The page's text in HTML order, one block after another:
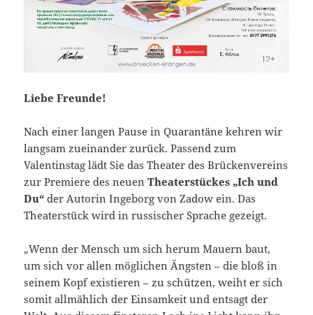
Liebe Freunde!
Nach einer langen Pause in Quarantäne kehren wir
langsam zueinander zurück. Passend zum
Valentinstag lädt Sie das Theater des Brückenvereins
zur Premiere des neuen Theaterstückes „Ich und
Du“ der Autorin Ingeborg von Zadow ein. Das
Theaterstück wird in russischer Sprache gezeigt.
„Wenn der Mensch um sich herum Mauern baut,
um sich vor allen möglichen Ängsten – die bloß in
seinem Kopf existieren – zu schützen, weiht er sich
somit allmählich der Einsamkeit und entsagt der